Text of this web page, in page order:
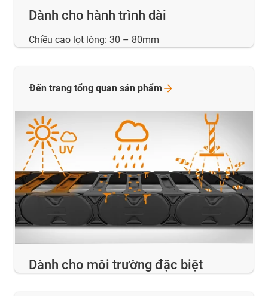
Dành cho hành trình dài
Chiều cao lọt lòng: 30 – 80mm
Dành cho môi trường đặc biệt
Đến trang tổng quan sản phẩm